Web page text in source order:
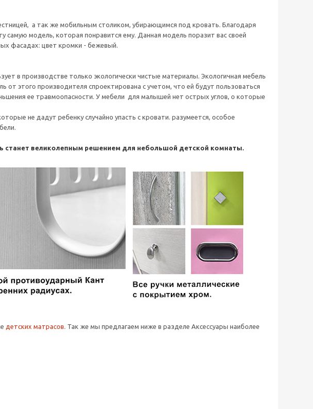
а так же мобильным столиком, убирающимся под кровать. Благодаря
самую модель, которая понравится ему. Данная модель поразит вас своей
фасадах: цвет кромки - бежевый.
в производстве только экологически чистые материалы. Экологичная мебель
этого производителя спроектирована с учетом, что ей будут пользоваться
ее травмоопасности. У мебели для малышей нет острых углов, о которые
не дадут ребенку случайно упасть с кровати. разумеется, особое
станет великолепным решением для небольшой детской комнаты.
детских матрасов. Так же мы предлагаем ниже в разделе Аксессуары наиболее